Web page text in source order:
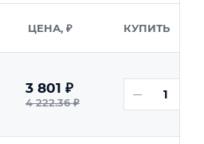
ЦЕНА, ₽ КУПИТЬ
3 801 ₽
4 222.36₽